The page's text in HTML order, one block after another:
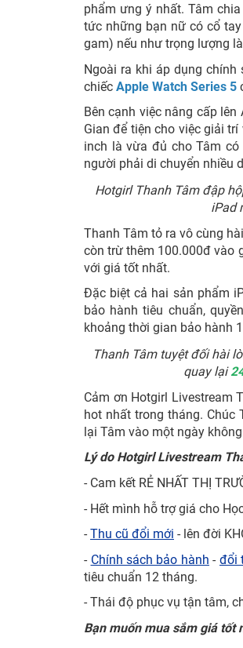
phẩm ưng ý nhất. Tâm chia
tức những bạn nữ có cổ
gam) nếu như trọng lượng
Ngoài ra khi áp dụng
chiếc Apple Watch Series 5
Bên cạnh việc nâng cấp
Gian để tiện cho việc giải
inch là vừa đủ cho Tâm
người phải di chuyển nhiều
Hotgirl Thanh Tâm đập
iPad
Thanh Tâm tỏ ra vô cùng
còn trừ thêm 100.000đ vào
với giá tốt nhất.
Đặc biệt cả hai sản phẩm
bảo hành tiêu chuẩn,
khoảng thời gian bảo hành
Thanh Tâm tuyệt đối hài
quay lại
Cảm ơn Hotgirl Livestream
hot nhất trong tháng. Chúc
lại Tâm vào một ngày
Lý do Hotgirl Livestream
- Cam kết RẺ NHẤT THỊ
- Hết mình hỗ trợ giá cho
- Thu cũ đổi mới - lên đời
- Chính sách bảo hành - đổi
tiêu chuẩn 12 tháng.
- Thái độ phục vụ tận tâm,
Bạn muốn mua sắm giá tốt